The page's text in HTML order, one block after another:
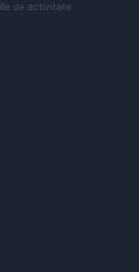
de activitate